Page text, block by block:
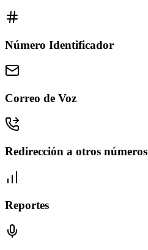
Número Identificador
Correo de Voz
Redirección a otros números
Reportes